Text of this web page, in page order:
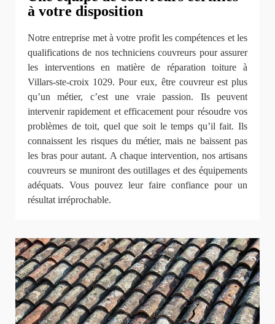
à votre disposition
Notre entreprise met à votre profit les compétences et les
qualifications de nos techniciens couvreurs pour assurer
les interventions en matière de réparation toiture à
Villars-ste-croix 1029. Pour eux, être couvreur est plus
qu’un métier, c’est une vraie passion. Ils peuvent
intervenir rapidement et efficacement pour résoudre vos
problèmes de toit, quel que soit le temps qu’il fait. Ils
connaissent les risques du métier, mais ne baissent pas
les bras pour autant. A chaque intervention, nos artisans
couvreurs se muniront des outillages et des équipements
adéquats. Vous pouvez leur faire confiance pour un
résultat irréprochable.